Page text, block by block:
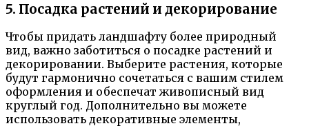
5. Посадка растений и декорирование
Чтобы придать ландшафту более природный
вид, важно заботиться о посадке растений и
декорировании. Выберите растения, которые
будут гармонично сочетаться с вашим стилем
оформления и обеспечат живописный вид
круглый год. Дополнительно вы можете
использовать декоративные элементы,